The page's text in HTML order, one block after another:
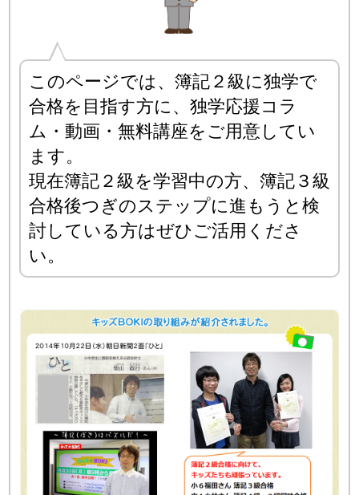
このページでは、簿記２級に独学で
合格を目指す方に、独学応援コラ
ム・動画・無料講座をご用意してい
ます。
現在簿記２級を学習中の方、簿記３級
合格後つぎのステップに進もうと検
討している方はぜひご活用くださ
い。